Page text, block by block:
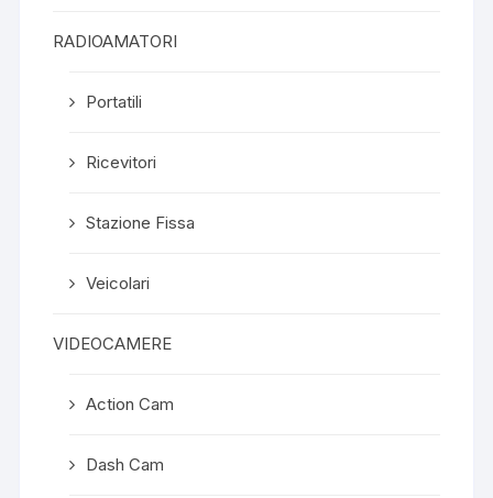
RADIOAMATORI
Portatili
Ricevitori
Stazione Fissa
Veicolari
VIDEOCAMERE
Action Cam
Dash Cam